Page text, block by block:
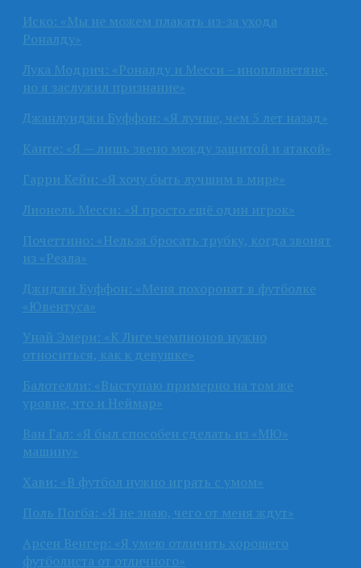
Иско: «Мы не можем плакать из-за ухода
Роналду»
Лука Модрич: «Роналду и Месси – инопланетяне,
но я заслужил признание»
Джанлуиджи Буффон: «Я лучше, чем 5 лет назад»
Канте: «Я — лишь звено между защитой и атакой»
Гарри Кейн: «Я хочу быть лучшим в мире»
Лионель Месси: «Я просто ещё один игрок»
Почеттино: «Нельзя бросать трубку, когда звонят
из «Реала»
Джиджи Буффон: «Меня похоронят в футболке
«Ювентуса»
Унай Эмери: «К Лиге чемпионов нужно
относиться, как к девушке»
Балотелли: «Выступаю примерно на том же
уровне, что и Неймар»
Ван Гал: «Я был способен сделать из «МЮ»
машину»
Хави: «В футбол нужно играть с умом»
Поль Погба: «Я не знаю, чего от меня ждут»
Арсен Венгер: «Я умею отличить хорошего
футболиста от отличного»